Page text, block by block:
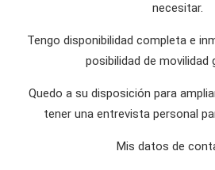
necesitar.
Tengo disponibilidad completa e
posibilidad de movilidad
Quedo a su disposición para
tener una entrevista personal
Mis datos de